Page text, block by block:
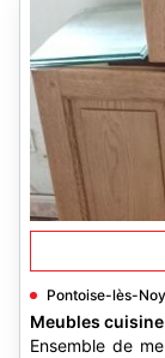
Pontoise-lès-
Meubles cuisine
Ensemble de